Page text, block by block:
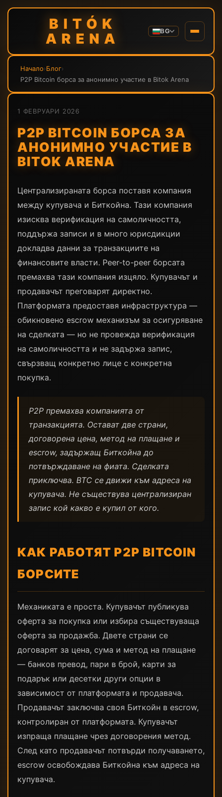
BITÓK
ARENA
BG
Начало›Блог›
P2P Bitcoin борса за анонимно участие в Bitok Arena
1 ФЕВРУАРИ 2026
P2P BITCOIN БОРСА ЗА
АНОНИМНО УЧАСТИЕ В
BITOK ARENA
Централизираната борса поставя компания
между купувача и Биткойна. Тази компания
изисква верификация на самоличността,
поддържа записи и в много юрисдикции
докладва данни за транзакциите на
финансовите власти. Peer-to-peer борсата
премахва тази компания изцяло. Купувачът и
продавачът преговарят директно.
Платформата предоставя инфраструктура —
обикновено escrow механизъм за осигуряване
на сделката — но не провежда верификация
на самоличността и не задържа запис,
свързващ конкретно лице с конкретна
покупка.
P2P премахва компанията от
транзакцията. Остават две страни,
договорена цена, метод на плащане и
escrow, задържащ Биткойна до
потвърждаване на фиата. Сделката
приключва. BTC се движи към адреса на
купувача. Не съществува централизиран
запис кой какво е купил от кого.
КАК РАБОТЯТ P2P BITCOIN
БОРСИТЕ
Механиката е проста. Купувачът публикува
оферта за покупка или избира съществуваща
оферта за продажба. Двете страни се
договарят за цена, сума и метод на плащане
— банков превод, пари в брой, карти за
подарък или десетки други опции в
зависимост от платформата и продавача.
Продавачът заключва своя Биткойн в escrow,
контролиран от платформата. Купувачът
изпраща плащане чрез договорения метод.
След като продавачът потвърди получаването,
escrow освобождава Биткойна към адреса на
купувача.